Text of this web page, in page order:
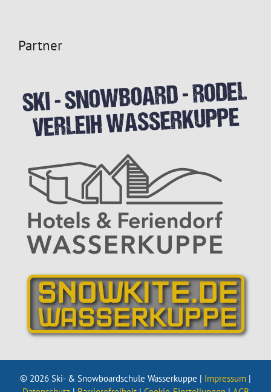
Partner
© 2026 Ski- & Snowboardschule Wasserkuppe | Impressum |